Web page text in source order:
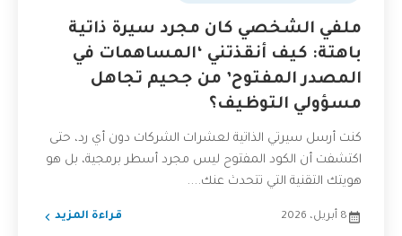
ملفي الشخصي كان مجرد سيرة ذاتية
باهتة: كيف أنقذتني ‘المساهمات في
المصدر المفتوح’ من جحيم تجاهل
مسؤولي التوظيف؟
كنت أرسل سيرتي الذاتية لعشرات الشركات دون أي رد، حتى
اكتشفت أن الكود المفتوح ليس مجرد أسطر برمجية، بل هو
هويتك التقنية التي تتحدث عنك....
8 أبريل، 2026 قراءة المزيد